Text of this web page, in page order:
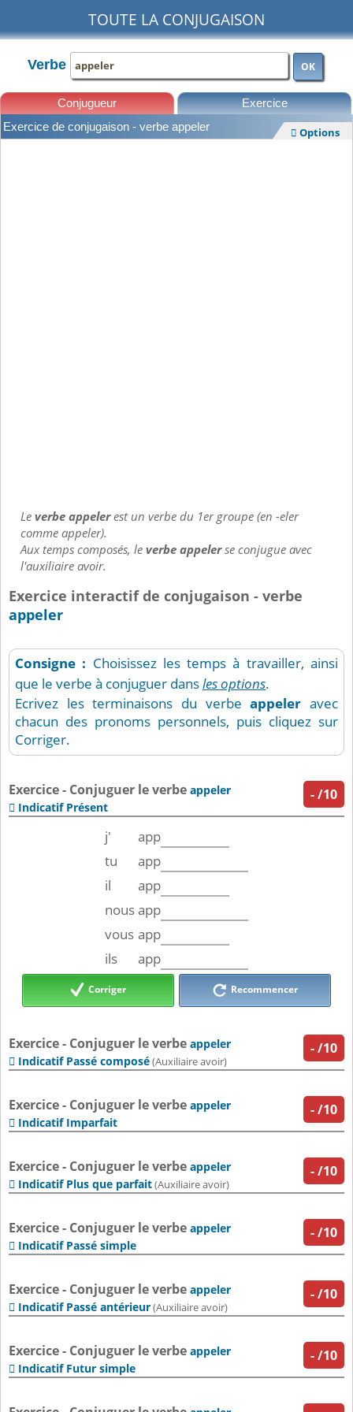
TOUTE LA CONJUGAISON
Verbe OK
Conjugueur Exercice
Exercice de conjugaison - verbe appeler  Options
Leverbe appelerest un verbe du 1er groupe (en -eler
comme appeler).
Aux temps composés, leverbe appelerse conjugue avec
l'auxiliaire avoir.
Exercice interactif de conjugaison - verbe
appeler
Consigne : Choisissez les temps à travailler, ainsi
que le verbe à conjuguer dansles options.
Ecrivez les terminaisons du verbeappeler avec
chacun des pronoms personnels, puis cliquez sur
Corriger.
-/10
Exercice - Conjuguer le verbe appeler
 Indicatif Présent
j'
app
tu
app
il
app
nousapp
vous app
ils
app
Corriger Recommencer
-/10
Exercice - Conjuguer le verbe appeler
 Indicatif Passé composé(Auxiliaire avoir)
-/10
Exercice - Conjuguer le verbe appeler
 Indicatif Imparfait
-/10
Exercice - Conjuguer le verbe appeler
 Indicatif Plus que parfait(Auxiliaire avoir)
-/10
Exercice - Conjuguer le verbe appeler
 Indicatif Passé simple
-/10
Exercice - Conjuguer le verbe appeler
 Indicatif Passé antérieur(Auxiliaire avoir)
-/10
Exercice - Conjuguer le verbe appeler
 Indicatif Futur simple